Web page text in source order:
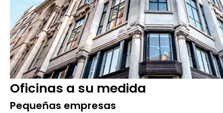
Oficinas a su medida
Pequeñas empresas